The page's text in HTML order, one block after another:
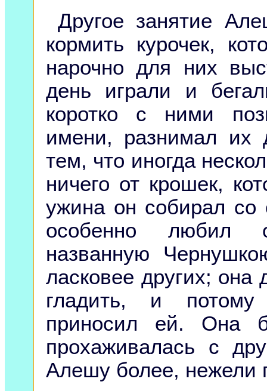
Другое занятие
кормить курочек,
нарочно для них
день играли и
коротко с ними
имени, разнимал их
тем, что иногда
ничего от крошек,
ужина он собирал со
особенно любил
названную
ласковее других; она
гладить, и
приносил ей. Она
прохаживалась с
Алешу более, нежели